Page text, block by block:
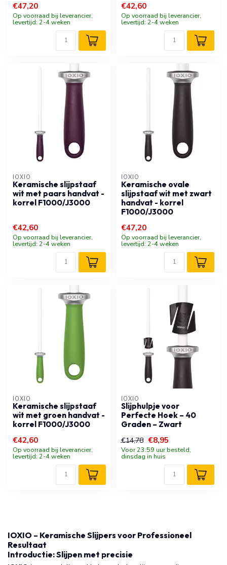
€47,20
Op voorraad bij leverancier,
levertijd: 2-4 weken
€42,60
Op voorraad bij leverancier,
levertijd: 2-4 weken
IOXIO
Keramische slijpstaaf
wit met paars handvat -
korrel F1000/J3000
€42,60
Op voorraad bij leverancier,
levertijd: 2-4 weken
IOXIO
Keramische ovale
slijpstaaf wit met zwart
handvat - korrel
F1000/J3000
€47,20
Op voorraad bij leverancier,
levertijd: 2-4 weken
IOXIO
Keramische slijpstaaf
wit met groen handvat -
korrel F1000/J3000
€42,60
Op voorraad bij leverancier,
levertijd: 2-4 weken
IOXIO
Slijphulpje voor
Perfecte Hoek – 40
Graden – Zwart
€14,78 €8,95
Voor 23:59 uur besteld,
dinsdag in huis
IOXIO – Keramische Slijpers voor Professioneel
Resultaat
Introductie: Slijpen met precisie